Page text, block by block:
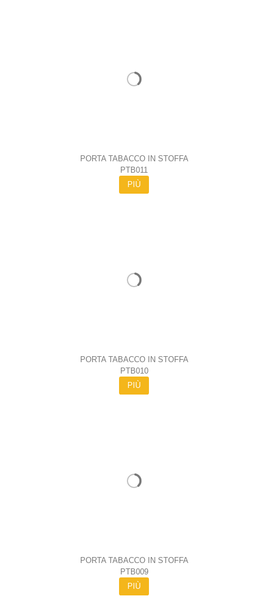
PORTA TABACCO IN STOFFA
PTB011
PIÙ
PORTA TABACCO IN STOFFA
PTB010
PIÙ
PORTA TABACCO IN STOFFA
PTB009
PIÙ